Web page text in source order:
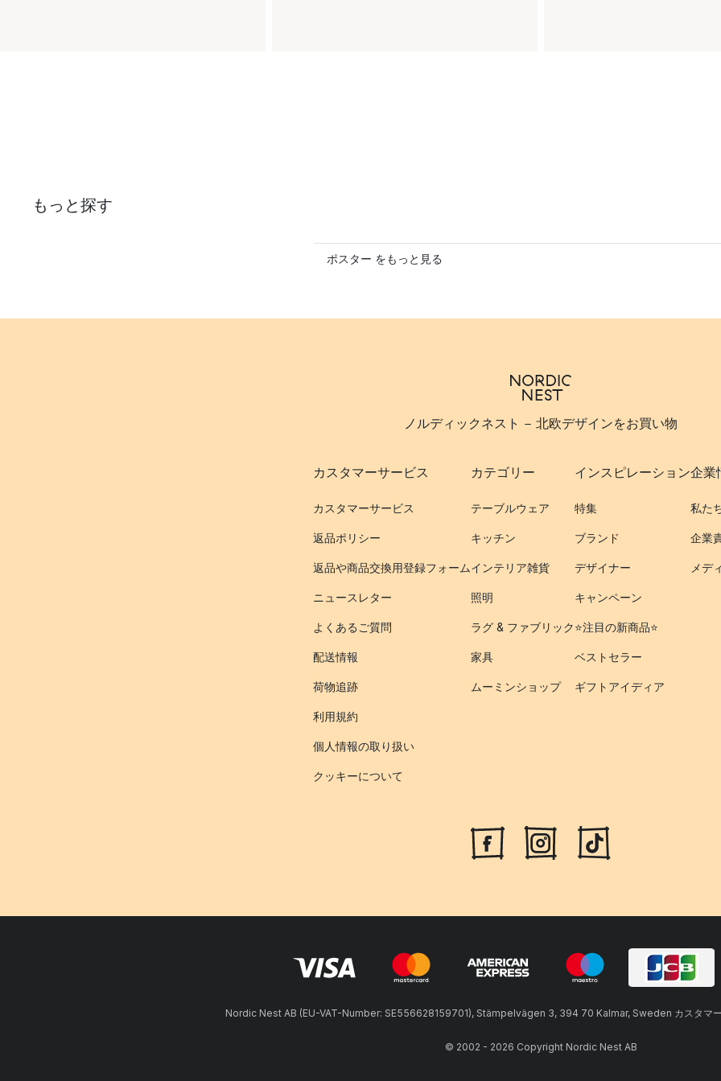
もっと探す
ポスター をもっと見る
ノルディックネスト - 北欧デザインをお買い物
カスタマーサービス
カスタマーサービス
返品ポリシー
返品や商品交換用登録フォーム
ニュースレター
よくあるご質問
配送情報
荷物追跡
利用規約
個人情報の取り扱い
クッキーについて
カテゴリー
テーブルウェア
キッチン
インテリア雑貨
照明
ラグ & ファブリック
家具
ムーミンショップ
インスピレーション
特集
ブランド
デザイナー
キャンペーン
⭐️注目の新商品⭐️
ベストセラー
ギフトアイディア
企業
私た
企業
メデ
Nordic Nest AB (EU-VAT-Number: SE556628159701), Stämpelvägen 3, 394 70 Kalmar, Sweden カスタマ
© 2002 - 2026 Copyright Nordic Nest AB